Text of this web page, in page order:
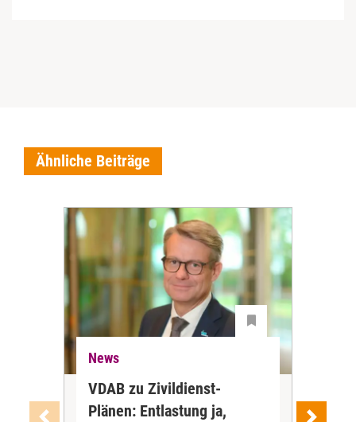
Ähnliche Beiträge
News
VDAB zu Zivildienst-
Plänen: Entlastung ja,